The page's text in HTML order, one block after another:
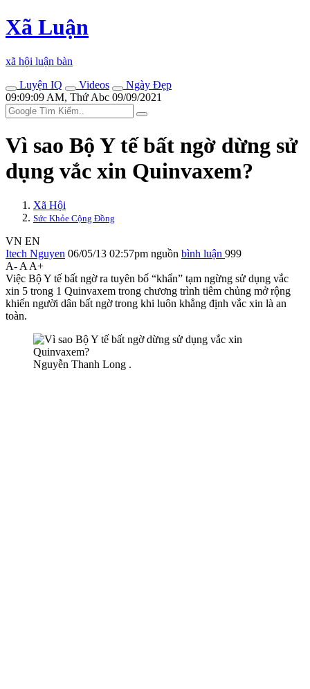
Xã Luận
xã hội luận bàn
Luyện IQ
Videos
Ngày Đẹp
09:09:09 AM, Thứ Abc 09/09/2021
Vì sao Bộ Y tế bất ngờ dừng sử
dụng vắc xin Quinvaxem?
Xã Hội
Sức Khỏe Cộng Đồng
VN EN
Itech Nguyen 06/05/13 02:57pm nguồn bình luận 999
A- A A+
Việc Bộ Y tế bất ngờ ra tuyên bố “khẩn” tạm ngừng sử dụng vắc
xin 5 trong 1 Quinvaxem trong chương trình tiêm chủng mở rộng
khiến người dân bất ngờ trong khi luôn khẳng định vắc xin là an
toàn.
Nguyễn Thanh Long .